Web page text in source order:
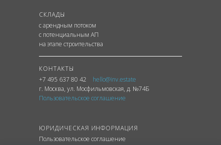
СКЛАДЫ
с арендным потоком
с потенциальным АП
на этапе строительства
КОНТАКТЫ
+7 495 637 80 42
hello@inv.estate
г. Москва, ул. Мосфильмовская, д. №74Б
Пользовательское соглашение
ЮРИДИЧЕСКАЯ ИНФОРМАЦИЯ
Пользовательское соглашение